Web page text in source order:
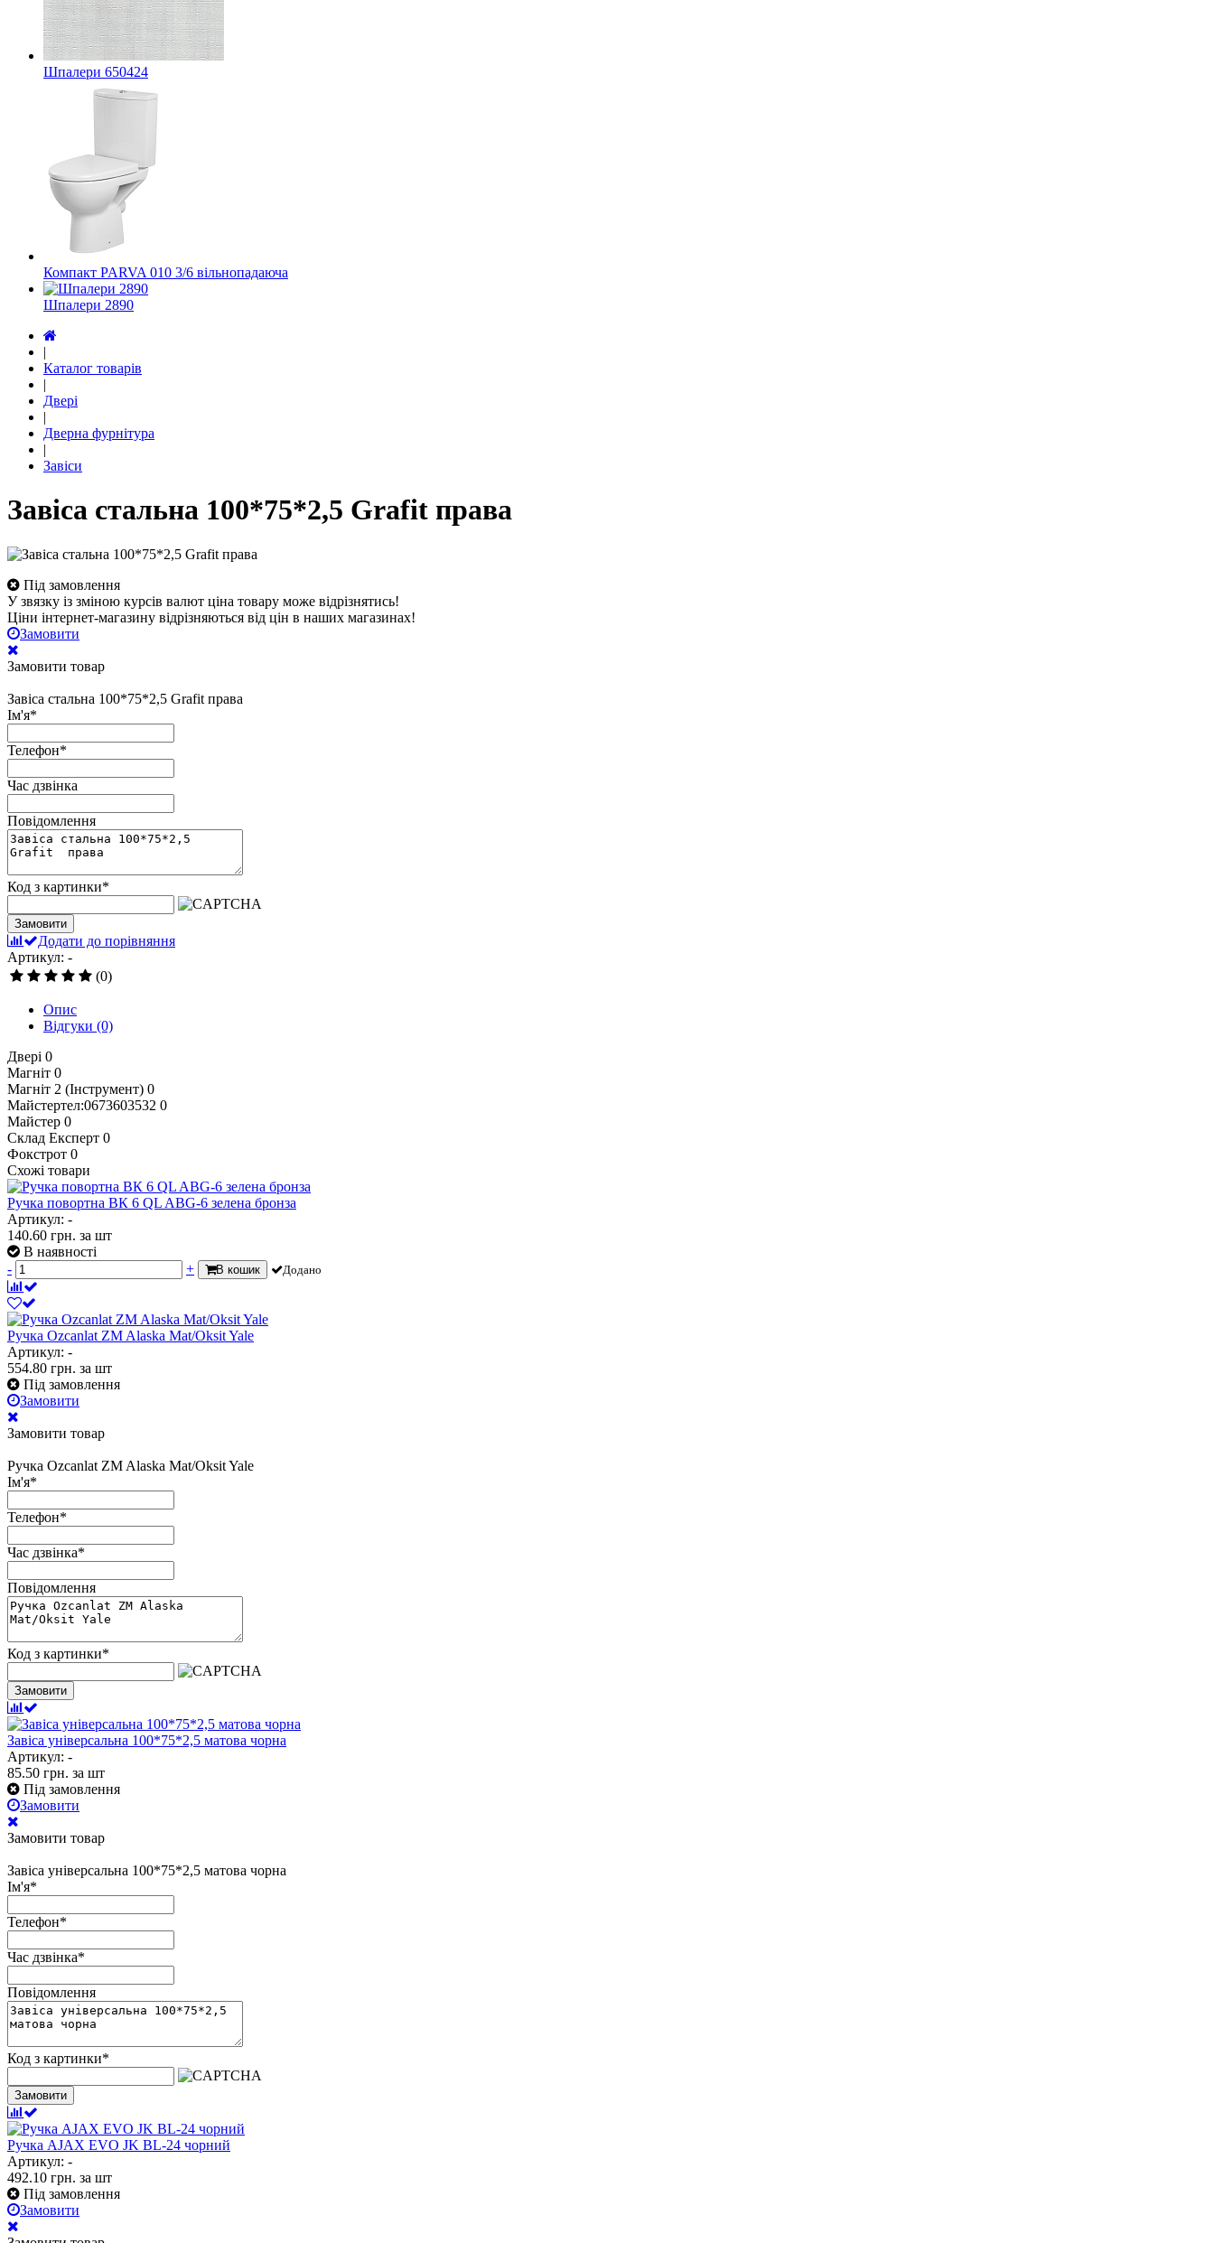
Шпалери 650424
Компакт PARVA 010 3/6 вільнопадаюча
Шпалери 2890
|
Каталог товарів
|
Двері
|
Дверна фурнітура
|
Завіси
Завіса стальна 100*75*2,5 Grafit права
Під замовлення
У звязку із зміною курсів валют ціна товару може відрізнятись!
Ціни інтернет-магазину відрізняються від цін в наших магазинах!
Замовити
Замовити товар
Завіса стальна 100*75*2,5 Grafit права
Ім'я*
Телефон*
Час дзвінка
Повідомлення
Код з картинки*
Замовити
Додати до порівняння
Артикул: -
(0)
Опис
Відгуки (0)
Двері 0
Магніт 0
Магніт 2 (Інструмент) 0
Майстертел:0673603532 0
Майстер 0
Склад Експерт 0
Фокстрот 0
Схожі товари
Ручка повортна ВК 6 QL ABG-6 зелена бронза
Артикул: -
140.60 грн. за шт
В наявності
-
+ В кошик Додано
Ручка Ozcanlat ZM Alaska Mat/Oksit Yale
Артикул: -
554.80 грн. за шт
Під замовлення
Замовити
Замовити товар
Ручка Ozcanlat ZM Alaska Mat/Oksit Yale
Ім'я*
Телефон*
Час дзвінка*
Повідомлення
Код з картинки*
Замовити
Завіса універсальна 100*75*2,5 матова чорна
Артикул: -
85.50 грн. за шт
Під замовлення
Замовити
Замовити товар
Завіса універсальна 100*75*2,5 матова чорна
Ім'я*
Телефон*
Час дзвінка*
Повідомлення
Код з картинки*
Замовити
Ручка AJAX EVO JK BL-24 чорний
Артикул: -
492.10 грн. за шт
Під замовлення
Замовити